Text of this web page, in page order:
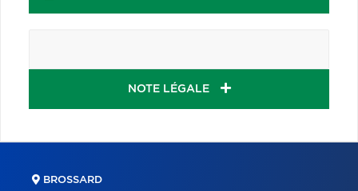
NOTE LÉGALE
BROSSARD